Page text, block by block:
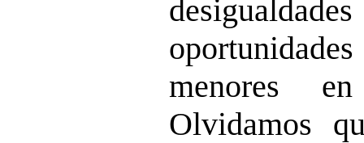
menores
Olvidamos